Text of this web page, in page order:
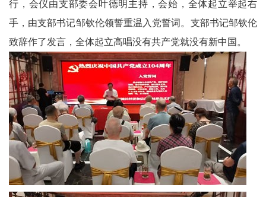
技
中
国
遗
新
时
代
行，会仪由支部委会叶德明主持，会始，全体起立举起右
手，由支部书记邹钦伦领誓重温入党誓词。支部书记邹钦伦
致辞作了发言，全体起立高唱没有共产党就没有新中国。